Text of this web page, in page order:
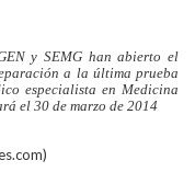
y SEMG han abierto el
a la última prueba
especialista en Medicina
el 30 de marzo de 2014